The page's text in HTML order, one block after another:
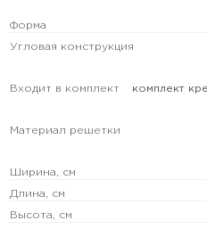
Форма
Угловая конструкция
Входит в комплект комплект
Материал решетки
Ширина, см
Длина, см
Высота, см